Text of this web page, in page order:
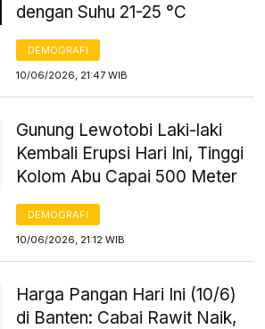
dengan Suhu 21-25 °C
DEMOGRAFI
10/06/2026, 21:47 WIB
Gunung Lewotobi Laki-laki
Kembali Erupsi Hari Ini, Tinggi
Kolom Abu Capai 500 Meter
DEMOGRAFI
10/06/2026, 21:12 WIB
Harga Pangan Hari Ini (10/6)
di Banten: Cabai Rawit Naik,